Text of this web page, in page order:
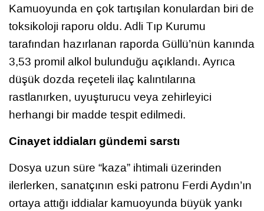
Kamuoyunda en çok tartışılan konulardan biri de
toksikoloji raporu oldu. Adli Tıp Kurumu
tarafından hazırlanan raporda Güllü’nün kanında
3,53 promil alkol bulunduğu açıklandı. Ayrıca
düşük dozda reçeteli ilaç kalıntılarına
rastlanırken, uyuşturucu veya zehirleyici
herhangi bir madde tespit edilmedi.
Cinayet iddiaları gündemi sarstı
Dosya uzun süre “kaza” ihtimali üzerinden
ilerlerken, sanatçının eski patronu Ferdi Aydın’ın
ortaya attığı iddialar kamuoyunda büyük yankı